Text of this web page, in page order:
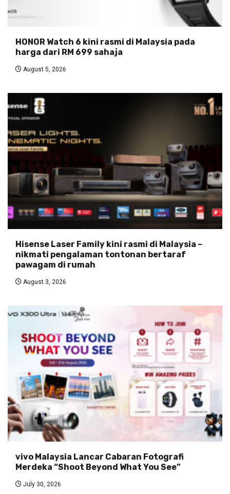
HONOR Watch 6 kini rasmi di Malaysia pada
harga dari RM 699 sahaja
August 5, 2026
Hisense Laser Family kini rasmi di Malaysia –
nikmati pengalaman tontonan bertaraf
pawagam di rumah
August 3, 2026
vivo Malaysia Lancar Cabaran Fotografi
Merdeka “Shoot Beyond What You See”
July 30, 2026